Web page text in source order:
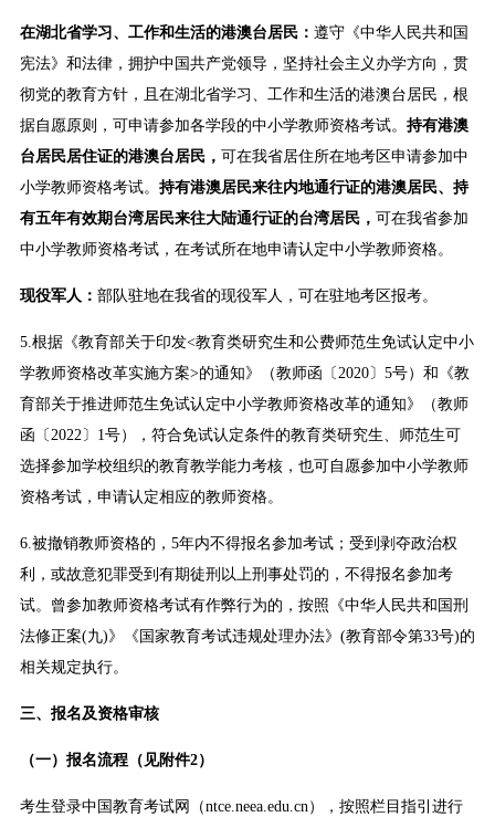
在湖北省学习、工作和生活的港澳台居民： 遵守《中华人民共和国
宪法》和法律，拥护中国共产党领导，坚持社会主义办学方向，贯
彻党的教育方针，且在湖北省学习、工作和生活的港澳台居民，根
据自愿原则，可申请参加各学段的中小学教师资格考试。 持有港澳
台居民居住证的港澳台居民， 可在我省居住所在地考区申请参加中
小学教师资格考试。 持有港澳居民来往内地通行证的港澳居民、持
有五年有效期台湾居民来往大陆通行证的台湾居民， 可在我省参加
中小学教师资格考试，在考试所在地申请认定中小学教师资格。
现役军人： 部队驻地在我省的现役军人，可在驻地考区报考。
5.根据《教育部关于印发<教育类研究生和公费师范生免试认定中小
学教师资格改革实施方案>的通知》（教师函〔2020〕5号）和《教
育部关于推进师范生免试认定中小学教师资格改革的通知》（教师
函〔2022〕1号），符合免试认定条件的教育类研究生、师范生可
选择参加学校组织的教育教学能力考核，也可自愿参加中小学教师
资格考试，申请认定相应的教师资格。
6.被撤销教师资格的，5年内不得报名参加考试；受到剥夺政治权
利，或故意犯罪受到有期徒刑以上刑事处罚的，不得报名参加考
试。曾参加教师资格考试有作弊行为的，按照《中华人民共和国刑
法修正案(九)》《国家教育考试违规处理办法》(教育部令第33号)的
相关规定执行。
三、报名及资格审核
（一）报名流程（见附件2）
考生登录中国教育考试网（ntce.neea.edu.cn），按照栏目指引进行